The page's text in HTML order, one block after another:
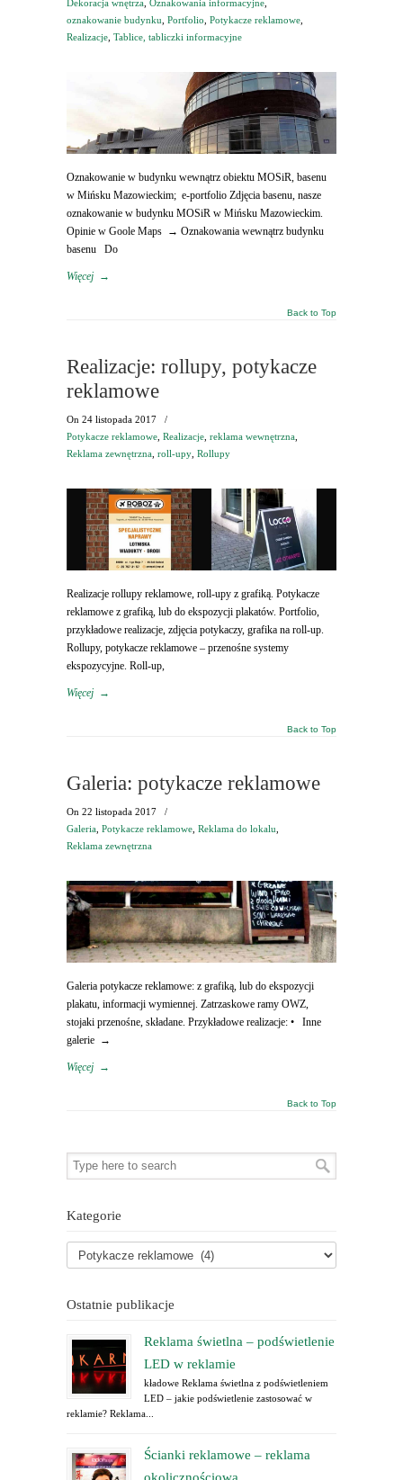
Dekoracja wnętrza Oznakowania informacyjne
oznakowanie budynku Portfolio Potykacze reklamowe
Realizacje Tablice, tabliczki informacyjne
Oznakowanie w budynku wewnątrz obiektu MOSiR, basenu
w Mińsku Mazowieckim; e-portfolio Zdjęcia basenu, nasze
oznakowanie w budynku MOSiR w Mińsku Mazowieckim.
Opinie w Goole Maps → Oznakowania wewnątrz budynku
basenu Do
Więcej →
Back to Top
Realizacje: rollupy, potykacze
reklamowe
On 24 listopada 2017
/
Potykacze reklamowe Realizacje reklama wewnętrzna
Reklama zewnętrzna roll-upy Rollupy
Realizacje rollupy reklamowe, roll-upy z grafiką. Potykacze
reklamowe z grafiką, lub do ekspozycji plakatów. Portfolio,
przykładowe realizacje, zdjęcia potykaczy, grafika na roll-up.
Rollupy, potykacze reklamowe – przenośne systemy
ekspozycyjne. Roll-up,
Więcej →
Back to Top
Galeria: potykacze reklamowe
On 22 listopada 2017
/
Galeria Potykacze reklamowe Reklama do lokalu
Reklama zewnętrzna
Galeria potykacze reklamowe: z grafiką, lub do ekspozycji
plakatu, informacji wymiennej. Zatrzaskowe ramy OWZ,
stojaki przenośne, składane. Przykładowe realizacje: • Inne
galerie →
Więcej →
Back to Top
Kategorie
Ostatnie publikacje
Reklama świetlna – podświetlenie
LED w reklamie
kładowe Reklama świetlna z podświetleniem
LED – jakie podświetlenie zastosować w
reklamie? Reklama...
Ścianki reklamowe – reklama